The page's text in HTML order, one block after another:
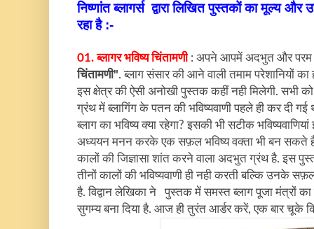
निष्णांत ब्लागर्स द्वारा लिखित पुस्तकों का मूल्य और
रहा है :-
01. ब्लागर भविष्य चिंतामणी : अपने आपमें अदभुत और परम
चिंतामणी". ब्लाग संसार की आने वाली तमाम परेशानियों
इस क्षेत्र की ऐसी अनोखी पुस्तक कहीं नही मिलेगी. सभी को
ग्रंथ में ब्लागिंग के पतन की भविष्यवाणी पहले ही कर दी
ब्लाग का भविष्य क्या रहेगा? इसकी भी सटीक
अध्ययन मनन करके एक सफ़ल भविष्य वक्ता भी बन सकते हैं.
कालों की जिज्ञासा शांत करने वाला अदभुत ग्रंथ है. इस
तीनों कालों की भविष्यवाणी ही नही करती बल्कि उनके
है. विद्वान लेखिका ने पुस्तक में समस्त ब्लाग पूजा मंत्रों
सुगम्य बना दिया है. आज ही तुरंत आर्डर करें, एक बार चूके